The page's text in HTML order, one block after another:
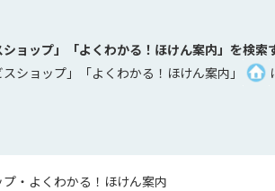
ショップ」「よくわかる！ほけん案内」を検索
ショップ」「よくわかる！ほけん案内」
・よくわかる！ほけん案内